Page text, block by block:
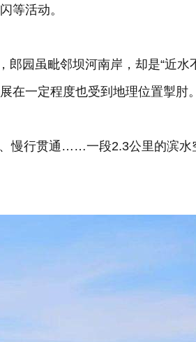
等活动。
郎园虽毗邻坝河南岸，却是“近水
在一定程度也受到地理位置掣肘。
慢行贯通……一段2.3公里的滨水